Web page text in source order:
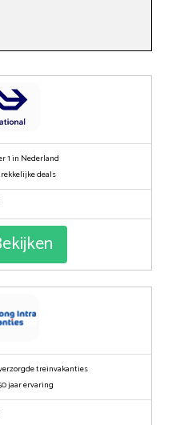
1 in Nederland
deals
treinvakanties
jaar ervaring